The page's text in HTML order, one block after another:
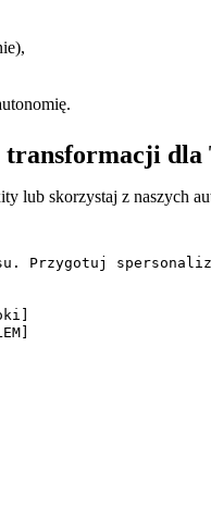
lub skorzystaj z naszych
Przygotuj